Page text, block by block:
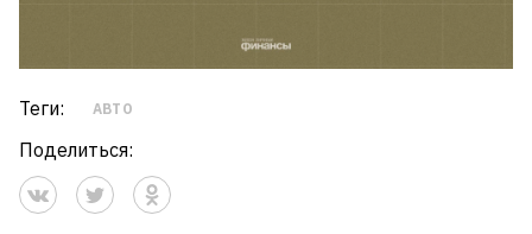
Теги: АВТО
Поделиться: